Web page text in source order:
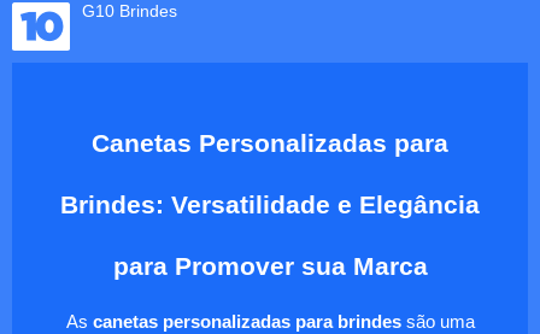
G10 Brindes
Canetas Personalizadas para
Brindes: Versatilidade e Elegância
para Promover sua Marca
As canetas personalizadas para brindessão uma